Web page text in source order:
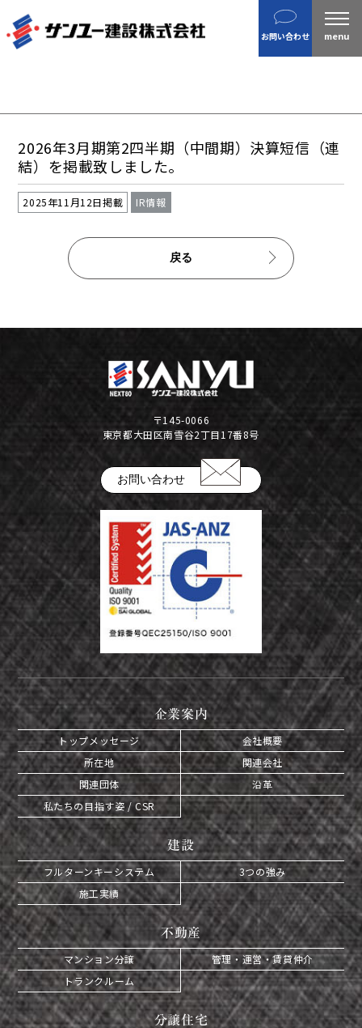
お問い合わせ
建設
企業案内
沿革
私たちの目指す姿 / CSR
財務情報
会社の特徴
採用情報
建設部門の協力会社のみなさまへ
（請求書関係はコチラ）
金属製品部門(埼玉金属工場)
（請求書用紙ダウンロードはコチラ）
会社案内ダウンロード（PDF）
2026年3月期第2四半期（中間期）決算短信（連
結）を掲載致しました。
2025年11月12日掲載 IR情報
戻る
〒145-0066
東京都大田区南雪谷2丁目17番8号
お問い合わせ
企業案内
トップメッセージ
会社概要
所在地
関連会社
関連団体
沿革
私たちの目指す姿 / CSR
建設
フルターンキーシステム
3つの強み
施工実績
不動産
マンション分譲
管理・運営・賃貸仲介
トランクルーム
分譲住宅